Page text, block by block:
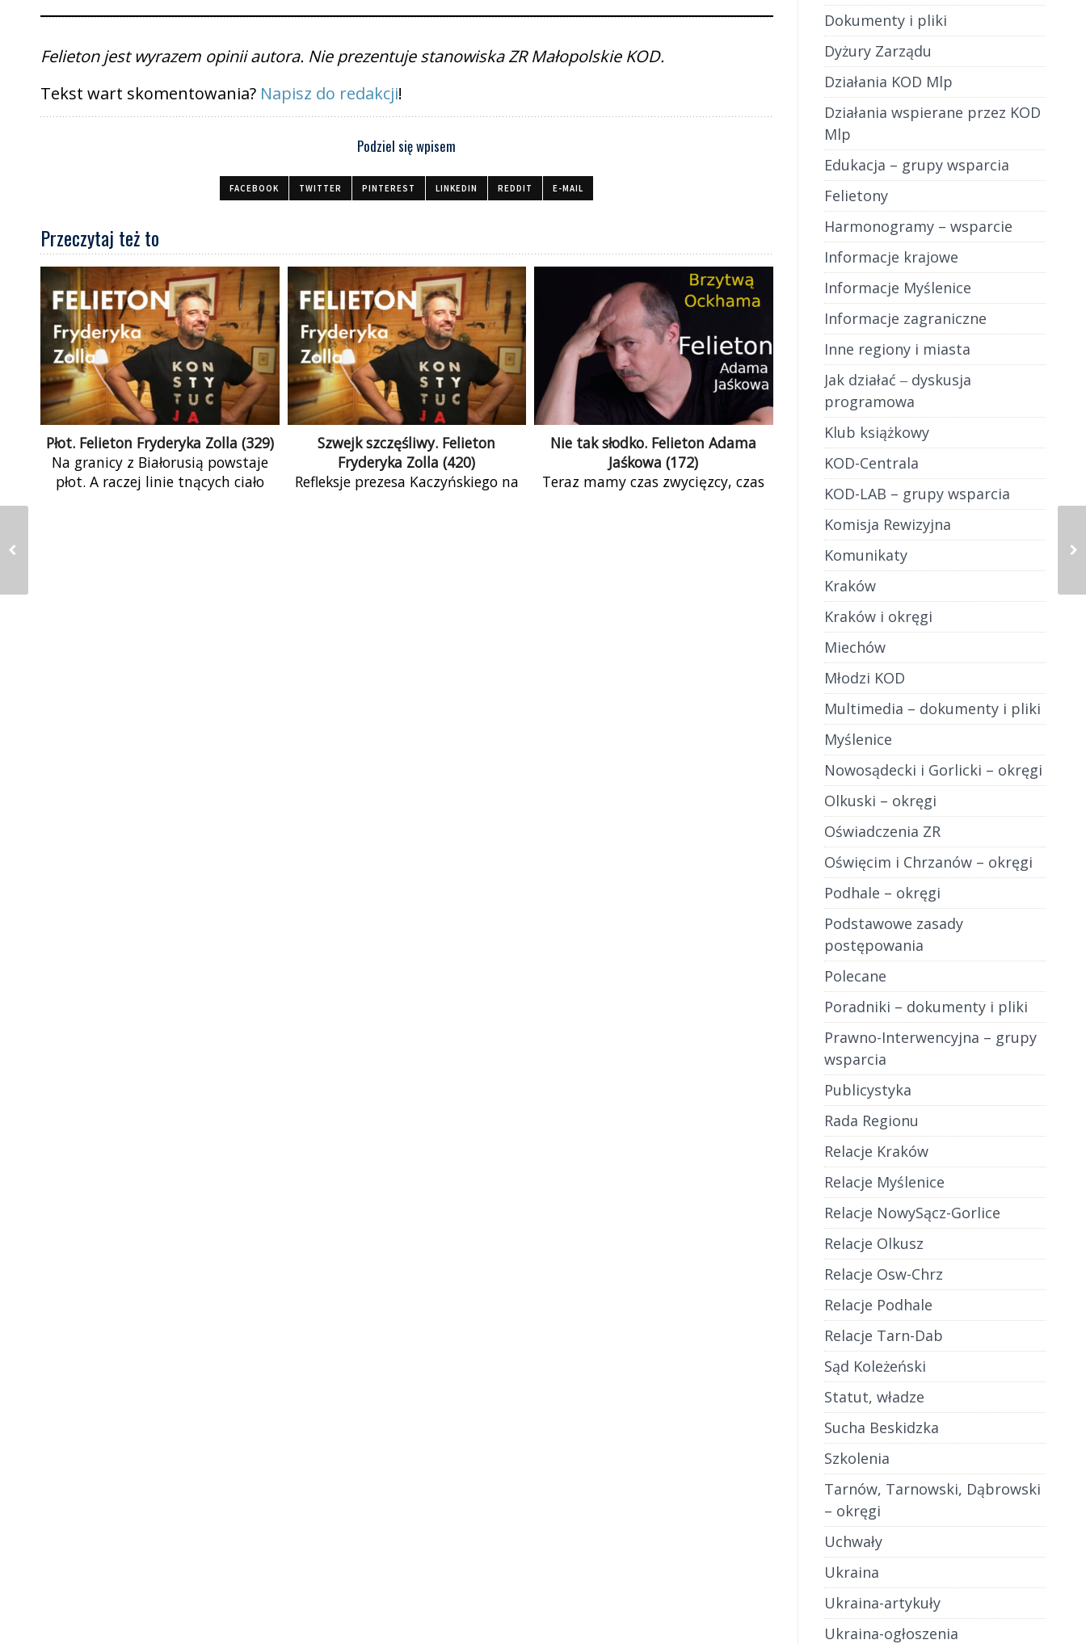
Felieton jest wyrazem opinii autora. Nie prezentuje stanowiska ZR Małopolskie KOD.
Tekst wart skomentowania? Napisz do redakcji!
Podziel się wpisem
FACEBOOK TWITTER PINTEREST LINKEDIN REDDIT E-MAIL
Przeczytaj też to
Płot. Felieton Fryderyka Zolla (329)
Na granicy z Białorusią powstaje
płot. A raczej linie tnących ciało
Szwejk szczęśliwy. Felieton
Fryderyka Zolla (420)
Refleksje prezesa Kaczyńskiego na
Nie tak słodko. Felieton Adama
Jaśkowa (172)
Teraz mamy czas zwycięzcy, czas
Dokumenty i pliki
Dyżury Zarządu
Działania KOD Mlp
Działania wspierane przez KOD
Mlp
Edukacja – grupy wsparcia
Felietony
Harmonogramy – wsparcie
Informacje krajowe
Informacje Myślenice
Informacje zagraniczne
Inne regiony i miasta
Jak działać ‒ dyskusja
programowa
Klub książkowy
KOD-Centrala
KOD-LAB – grupy wsparcia
Komisja Rewizyjna
Komunikaty
Kraków
Kraków i okręgi
Miechów
Młodzi KOD
Multimedia – dokumenty i pliki
Myślenice
Nowosądecki i Gorlicki – okręgi
Olkuski – okręgi
Oświadczenia ZR
Oświęcim i Chrzanów – okręgi
Podhale – okręgi
Podstawowe zasady
postępowania
Polecane
Poradniki – dokumenty i pliki
Prawno-Interwencyjna – grupy
wsparcia
Publicystyka
Rada Regionu
Relacje Kraków
Relacje Myślenice
Relacje NowySącz-Gorlice
Relacje Olkusz
Relacje Osw-Chrz
Relacje Podhale
Relacje Tarn-Dab
Sąd Koleżeński
Statut, władze
Sucha Beskidzka
Szkolenia
Tarnów, Tarnowski, Dąbrowski
– okręgi
Uchwały
Ukraina
Ukraina-artykuły
Ukraina-ogłoszenia